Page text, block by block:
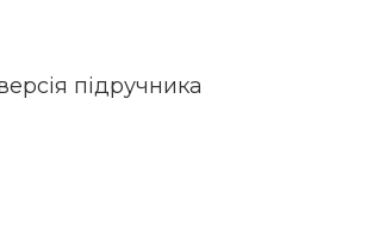
підручника